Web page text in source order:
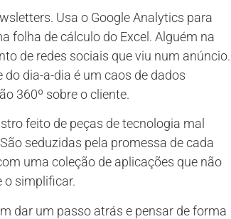
Usa o Google Analytics para
folha de cálculo do Excel. Alguém na
de redes sociais que viu num anúncio.
dia-a-dia é um caos de dados
360º sobre o cliente.
feito de peças de tecnologia mal
seduzidas pela promessa de cada
uma coleção de aplicações que não
o simplificar.
dar um passo atrás e pensar de forma